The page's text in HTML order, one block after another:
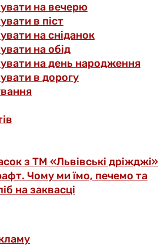
на вечерю
в піст
на сніданок
на обід
на день народження
в дорогу
з ТМ «Львівські дріжджі»
Чому ми їмо, печемо та
на заквасці